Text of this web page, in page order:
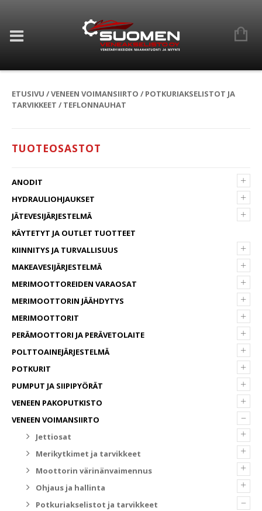
ETUSIVU /VENEEN VOIMANSIIRTO / POTKURIAKSELISTOT JA
TARVIKKEET / TEFLONNAUHAT
TUOTEOSASTOT
+
ANODIT
+
HYDRAULIOHJAUKSET
+
JÄTEVESIJÄRJESTELMÄ
KÄYTETYT JA OUTLET TUOTTEET
+
KIINNITYS JA TURVALLISUUS
+
MAKEAVESIJÄRJESTELMÄ
+
MERIMOOTTOREIDEN VARAOSAT
+
MERIMOOTTORIN JÄÄHDYTYS
+
MERIMOOTTORIT
+
PERÄMOOTTORI JA PERÄVETOLAITE
+
POLTTOAINEJÄRJESTELMÄ
+
POTKURIT
+
PUMPUT JA SIIPIPYÖRÄT
+
VENEEN PAKOPUTKISTO
–
VENEEN VOIMANSIIRTO
+
Jettiosat
+
Merikytkimet ja tarvikkeet
+
Moottorin värinänvaimennus
+
Ohjaus ja hallinta
–
Potkuriakselistot ja tarvikkeet